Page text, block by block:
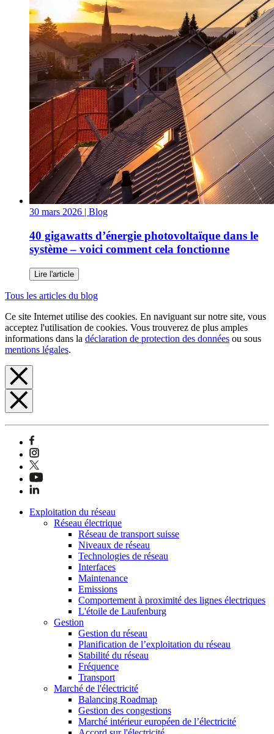
30 mars 2026 | Blog
40 gigawatts d’énergie photovoltaïque dans le
système – voici comment cela fonctionne
Lire l'article
Tous les articles du blog
Ce site Internet utilise des cookies. En naviguant sur notre site, vous
acceptez l'utilisation de cookies. Vous trouverez de plus amples
informations dans la déclaration de protection des données ou sous
mentions légales.
Exploitation du réseau
Réseau électrique
Réseau de transport suisse
Niveaux de réseau
Technologies de réseau
Interfaces
Maintenance
Emissions
Comportement à proximité des lignes électriques
L'étoile de Laufenburg
Gestion
Gestion du réseau
Planification de l’exploitation du réseau
Stabilité du réseau
Fréquence
Transport
Marché de l'électricité
Balancing Roadmap
Gestion des congestions
Marché intérieur européen de l’électricité